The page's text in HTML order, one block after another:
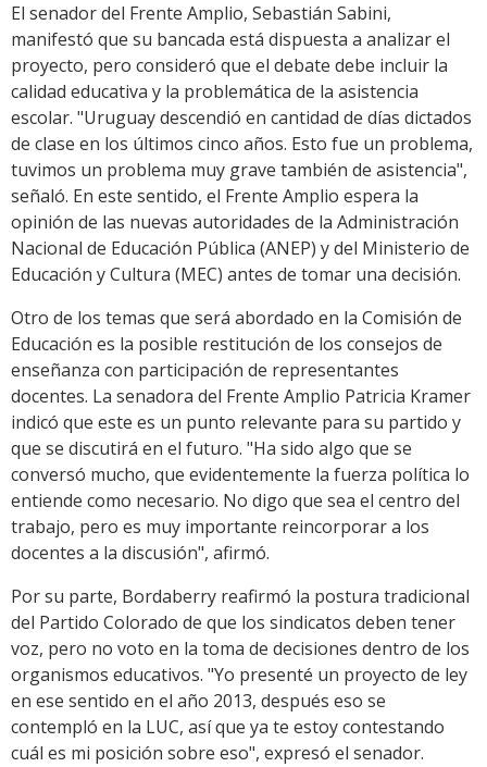
El senador del Frente Amplio, Sebastián Sabini,
manifestó que su bancada está dispuesta a analizar el
proyecto, pero consideró que el debate debe incluir la
calidad educativa y la problemática de la asistencia
escolar. "Uruguay descendió en cantidad de días dictados
de clase en los últimos cinco años. Esto fue un problema,
tuvimos un problema muy grave también de asistencia",
señaló. En este sentido, el Frente Amplio espera la
opinión de las nuevas autoridades de la Administración
Nacional de Educación Pública (ANEP) y del Ministerio de
Educación y Cultura (MEC) antes de tomar una decisión.
Otro de los temas que será abordado en la Comisión de
Educación es la posible restitución de los consejos de
enseñanza con participación de representantes
docentes. La senadora del Frente Amplio Patricia Kramer
indicó que este es un punto relevante para su partido y
que se discutirá en el futuro. "Ha sido algo que se
conversó mucho, que evidentemente la fuerza política lo
entiende como necesario. No digo que sea el centro del
trabajo, pero es muy importante reincorporar a los
docentes a la discusión", afirmó.
Por su parte, Bordaberry reafirmó la postura tradicional
del Partido Colorado de que los sindicatos deben tener
voz, pero no voto en la toma de decisiones dentro de los
organismos educativos. "Yo presenté un proyecto de ley
en ese sentido en el año 2013, después eso se
contempló en la LUC, así que ya te estoy contestando
cuál es mi posición sobre eso", expresó el senador.